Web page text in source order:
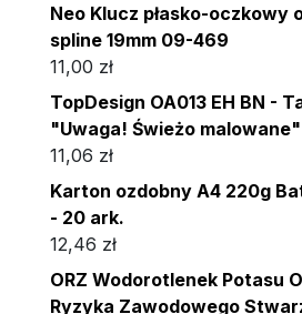
Neo Klucz płasko-oczkowy
spline 19mm 09-469
11,00 zł
TopDesign OA013 EH BN -
"Uwaga! Świeżo malowane"
11,06 zł
Karton ozdobny A4 220g
- 20 ark.
12,46 zł
ORZ Wodorotlenek Potasu
Ryzyka Zawodowego